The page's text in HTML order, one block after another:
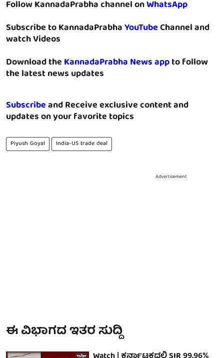
Follow KannadaPrabha channel onWhatsApp
Subscribe to KannadaPrabhaYouTubeChannel and
watch Videos
Download theKannadaPrabha News appto follow
the latest news updates
Subscribeand Receive exclusive content and
updates on your favorite topics
Piyush Goyal India-US trade deal
Advertisement
ಈ ವಿಭಾಗದ ಇತರ ಸುದ್ದಿ